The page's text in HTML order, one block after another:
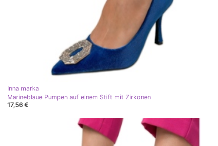
Inna marka
Marineblaue Pumpen auf einem Stift mit Zirkonen
17,56 €